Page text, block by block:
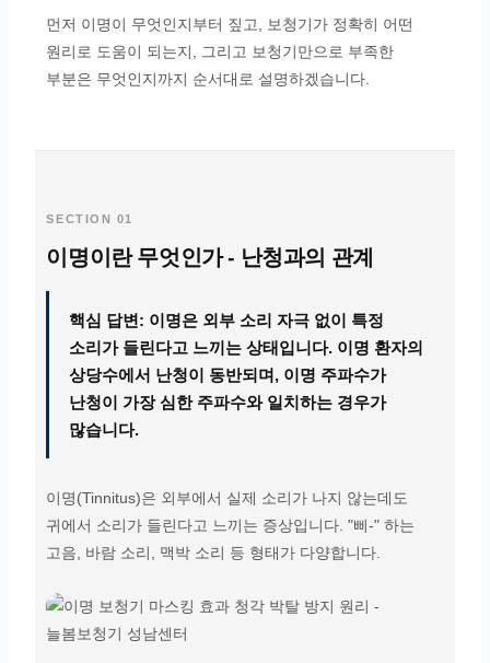
먼저 이명이 무엇인지부터 짚고, 보청기가 정확히 어떤
원리로 도움이 되는지, 그리고 보청기만으로 부족한
부분은 무엇인지까지 순서대로 설명하겠습니다.
SECTION 01
이명이란 무엇인가 - 난청과의 관계
핵심 답변: 이명은 외부 소리 자극 없이 특정
소리가 들린다고 느끼는 상태입니다. 이명 환자의
상당수에서 난청이 동반되며, 이명 주파수가
난청이 가장 심한 주파수와 일치하는 경우가
많습니다.
이명(Tinnitus)은 외부에서 실제 소리가 나지 않는데도
귀에서 소리가 들린다고 느끼는 증상입니다. "삐-" 하는
고음, 바람 소리, 맥박 소리 등 형태가 다양합니다.